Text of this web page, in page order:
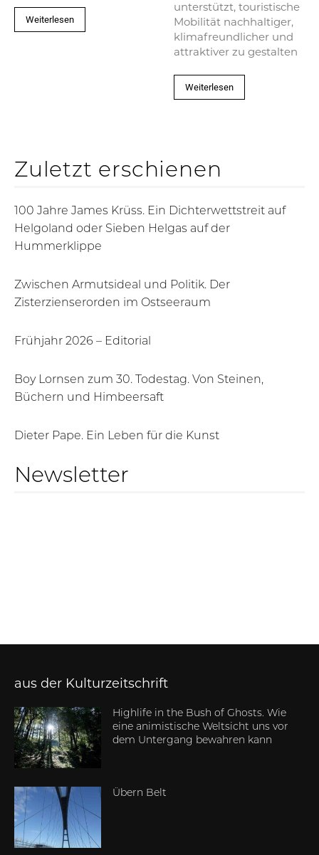
Weiterlesen
unterstützt, touristische
Mobilität nachhaltiger,
klimafreundlicher und
attraktiver zu gestalten
Weiterlesen
Zuletzt erschienen
100 Jahre James Krüss. Ein Dichterwettstreit auf
Helgoland oder Sieben Helgas auf der
Hummerklippe
Zwischen Armutsideal und Politik. Der
Zisterzienserorden im Ostseeraum
Frühjahr 2026 – Editorial
Boy Lornsen zum 30. Todestag. Von Steinen,
Büchern und Himbeersaft
Dieter Pape. Ein Leben für die Kunst
Newsletter
aus der Kulturzeitschrift
Highlife in the Bush of Ghosts. Wie
eine animistische Weltsicht uns vor
dem Untergang bewahren kann
Übern Belt